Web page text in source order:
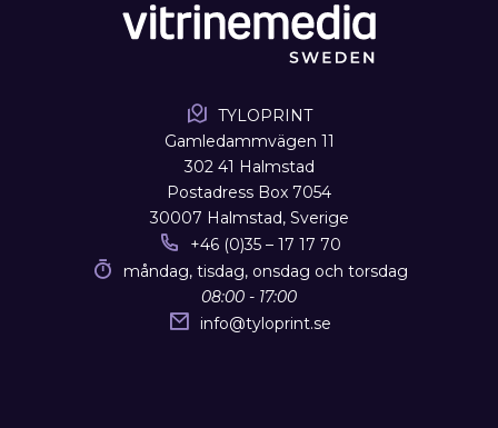
TYLOPRINT
Gamledammvägen 11
302 41 Halmstad
Postadress Box 7054
30007 Halmstad, Sverige
+46 (0)35 – 17 17 70
måndag, tisdag, onsdag och torsdag
08:00 - 17:00
info@tyloprint.se